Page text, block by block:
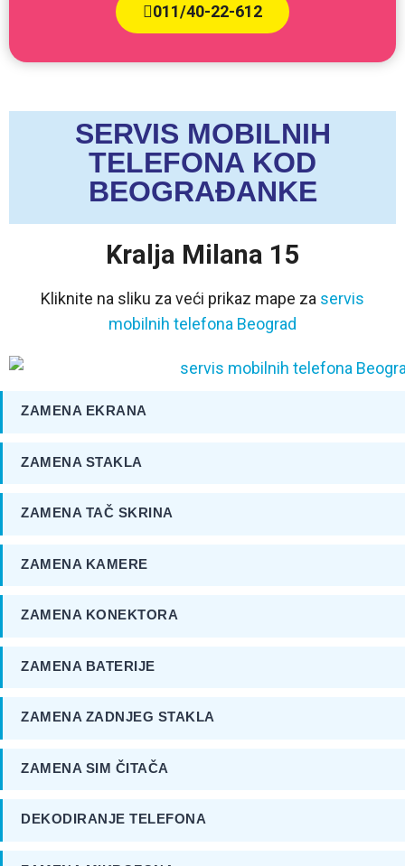
011/40-22-612
SERVIS MOBILNIH
TELEFONA KOD
BEOGRAĐANKE
Kralja Milana 15
Kliknite na sliku za veći prikaz mape za servis
mobilnih telefona Beograd
ZAMENA EKRANA
ZAMENA STAKLA
ZAMENA TAČ SKRINA
ZAMENA KAMERE
ZAMENA KONEKTORA
ZAMENA BATERIJE
ZAMENA ZADNJEG STAKLA
ZAMENA SIM ČITAČA
DEKODIRANJE TELEFONA